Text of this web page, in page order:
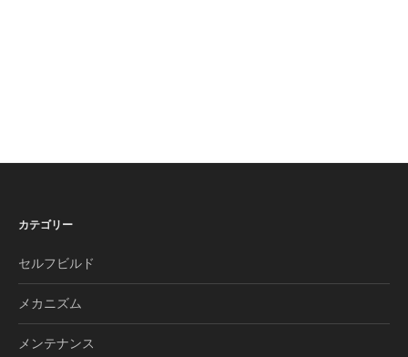
カテゴリー
セルフビルド
メカニズム
メンテナンス